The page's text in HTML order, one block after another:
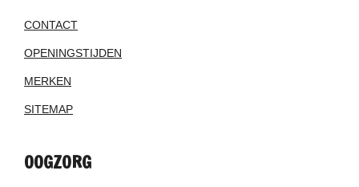
CONTACT
OPENINGSTIJDEN
MERKEN
SITEMAP
OOGZORG